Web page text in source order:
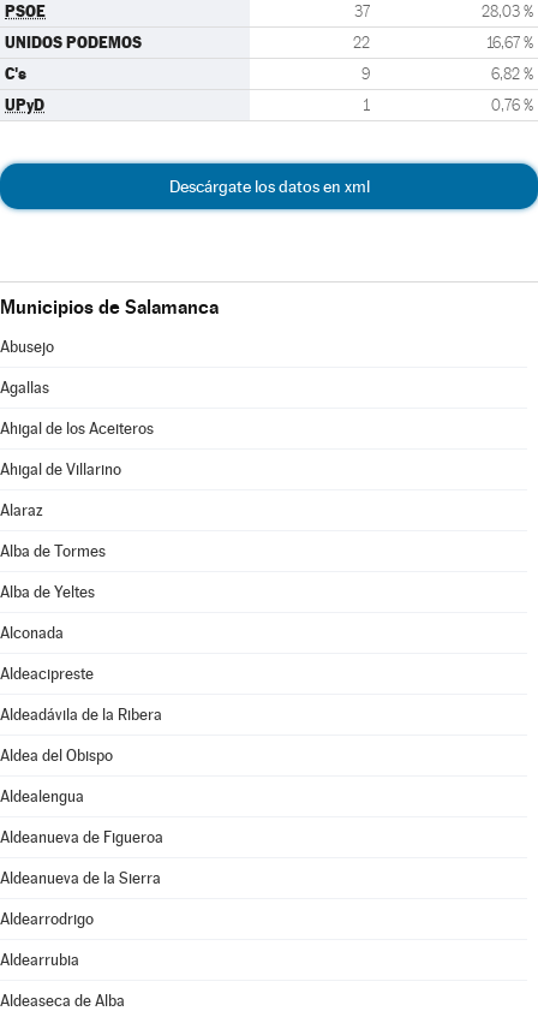
PSOE 37 28,03 %
UNIDOS PODEMOS 22 16,67 %
C's 9 6,82 %
UPyD 1 0,76 %
Descárgate los datos en xml
Municipios de Salamanca
Abusejo
Agallas
Ahigal de los Aceiteros
Ahigal de Villarino
Alaraz
Alba de Tormes
Alba de Yeltes
Alconada
Aldeacipreste
Aldeadávila de la Ribera
Aldea del Obispo
Aldealengua
Aldeanueva de Figueroa
Aldeanueva de la Sierra
Aldearrodrigo
Aldearrubia
Aldeaseca de Alba